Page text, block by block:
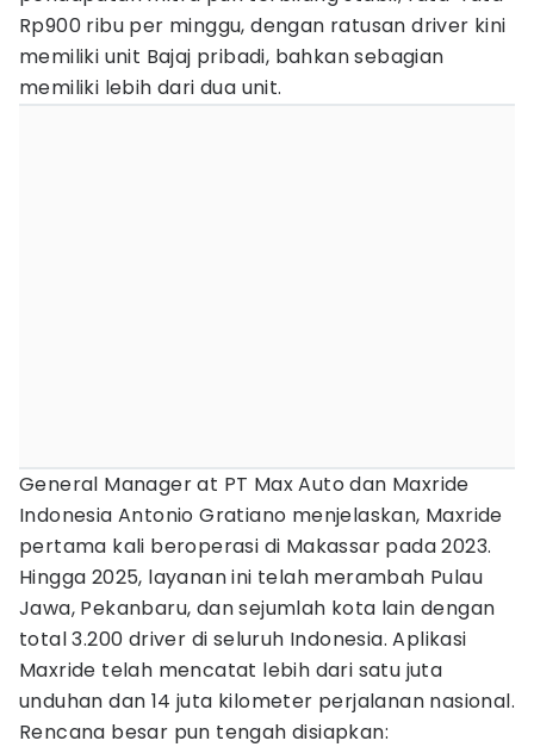
Rp900 ribu per minggu, dengan ratusan driver kini
memiliki unit Bajaj pribadi, bahkan sebagian
memiliki lebih dari dua unit.
General Manager at PT Max Auto dan Maxride
Indonesia Antonio Gratiano menjelaskan, Maxride
pertama kali beroperasi di Makassar pada 2023.
Hingga 2025, layanan ini telah merambah Pulau
Jawa, Pekanbaru, dan sejumlah kota lain dengan
total 3.200 driver di seluruh Indonesia. Aplikasi
Maxride telah mencatat lebih dari satu juta
unduhan dan 14 juta kilometer perjalanan nasional.
Rencana besar pun tengah disiapkan: